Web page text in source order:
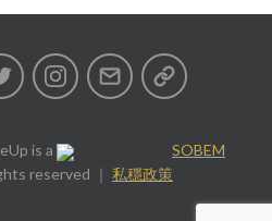
InstagramEmail 私
政
is a
SOBEM
reserved ｜ 私穩政策